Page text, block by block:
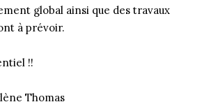
global ainsi que des travaux
à prévoir.
!!
Thomas